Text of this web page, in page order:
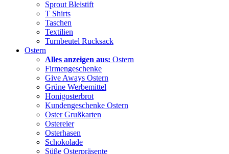
Sprout Bleistift
T Shirts
Taschen
Textilien
Turnbeutel Rucksack
Ostern
Alles anzeigen aus: Ostern
Firmengeschenke
Give Aways Ostern
Grüne Werbemittel
Honigosterbrot
Kundengeschenke Ostern
Oster Grußkarten
Ostereier
Osterhasen
Schokolade
Süße Osterpräsente